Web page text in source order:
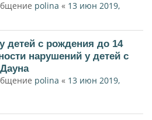
polina « 13 июн 2019,
детей с рождения до 14
нарушений у детей с
polina « 13 июн 2019,